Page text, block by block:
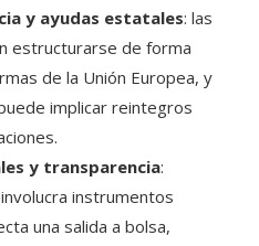
y ayudas estatales: las
estructurarse de forma
de la Unión Europea, y
implicar reintegros
y transparencia:
instrumentos
una salida a bolsa,